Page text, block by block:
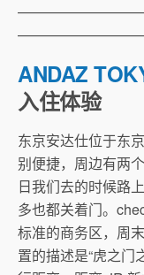
———————————-
ANDAZ
入住体验
东京安达仕位于东
别便捷，周边有两
日我们去的时候路
多也都关着门。
标准的商务区，周
置的描述是“虎之门